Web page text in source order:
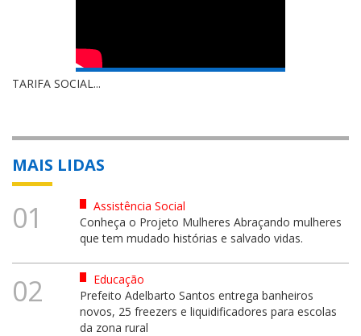
TARIFA SOCIAL...
MAIS LIDAS
01
Assistência Social
Conheça o Projeto Mulheres Abraçando mulheres
que tem mudado histórias e salvado vidas.
02
Educação
Prefeito Adelbarto Santos entrega banheiros
novos, 25 freezers e liquidificadores para escolas
da zona rural